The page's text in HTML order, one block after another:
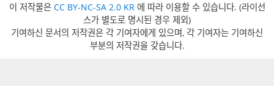
이 저작물은 CC BY-NC-SA 2.0 KR 에 따라 이용할 수 있습니다. (라이선
스가 별도로 명시된 경우 제외)
기여하신 문서의 저작권은 각 기여자에게 있으며, 각 기여자는 기여하신
부분의 저작권을 갖습니다.